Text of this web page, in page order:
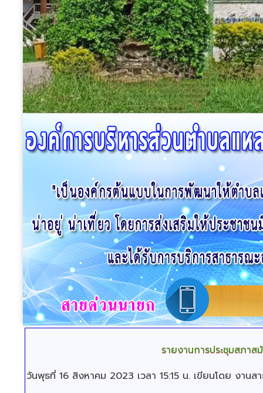
รายงานการประชุมสภา
วันพุธที่ 16 สิงหาคม 2023 เวลา 15:15 น. เขียนโดย งานส